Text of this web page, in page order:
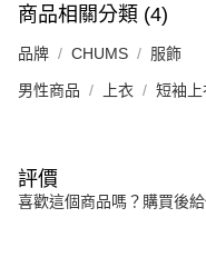
商品相關分類 (4)
品牌 CHUMS 服飾
男性商品 上衣 短袖上
評價
喜歡這個商品嗎？購買後